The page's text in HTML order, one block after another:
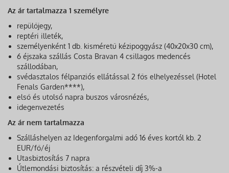
Az ár tartalmazza 1 személyre
repülőjegy,
reptéri illeték,
személyenként 1 db. kisméretű kézipoggyász (40x20x30 cm),
6 éjszaka szállás Costa Bravan 4 csillagos medencés
szállodában,
svédasztalos félpanziós ellátással 2 fős elhelyezéssel (Hotel
Fenals Garden****),
első és utolsó napra buszos városnézés,
idegenvezetés
Az ár nem tartalmazza
Szálláshelyen az Idegenforgalmi adó 16 éves kortól kb. 2
EUR/fő/éj
Utasbiztosítás 7 napra
Útlemondási biztosítás: a részvételi díj 3%-a